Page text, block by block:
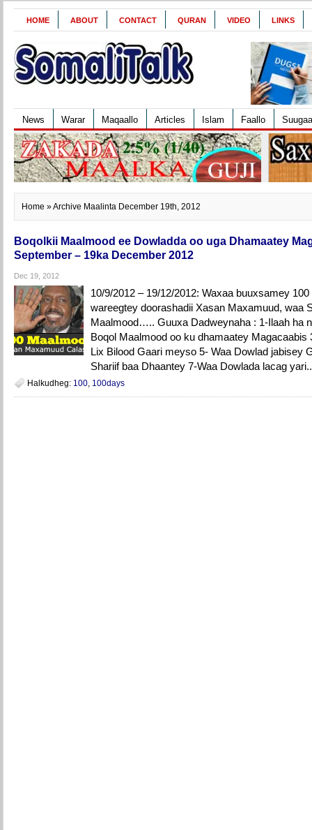
HOME ABOUT CONTACT QURAN VIDEO LINKS
News Warar Maqaallo Articles Islam Faallo
Home » Archive Maalinta December 19th, 2012
Boqolkii Maalmood ee Dowladda oo uga Dhamaatey
September – 19ka December 2012
Dec 19, 2012
10/9/2012 – 19/12/2012: Waxaa buuxsamey
wareegtey doorashadii Xasan Maxamuud, waa
Maalmood….. Guuxa Dadweynaha : 1-Ilaah ha
Boqol Maalmood oo ku dhamaatey Magacaabis
Lix Bilood Gaari meyso 5- Waa Dowlad jabisey
Shariif baa Dhaantey 7-Waa Dowlada lacag
Halkudheg: 100, 100days